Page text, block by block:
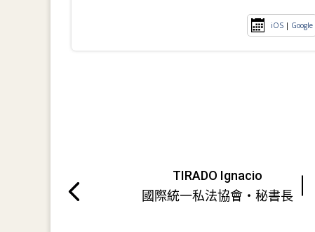
iOS | Google
TIRADO Ignacio
國際統一私法協會・秘書長